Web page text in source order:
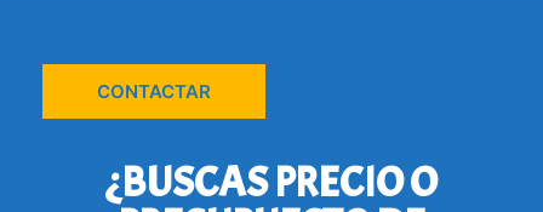
¿BUSCAS PRECIO O
CONTACTAR